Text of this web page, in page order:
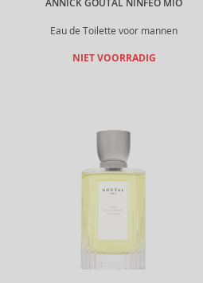
ANNICK GOUTAL NINFEO MIO
Eau de Toilette voor mannen
NIET VOORRADIG